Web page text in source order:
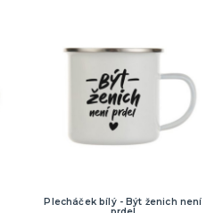
Plecháček bílý - Být ženich není